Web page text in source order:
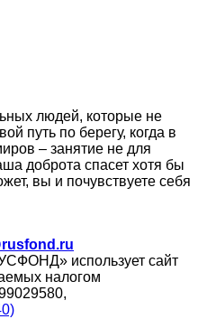
людей, которые не
путь по берегу, когда в
– занятие не для
доброта спасет хотя бы
вы и почувствуете себя
использует сайт
налогом